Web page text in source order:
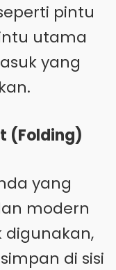
pintu
utama
yang
(Folding)
yang
modern
digunakan,
di sisi